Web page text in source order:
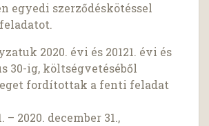
egyedi szerződéskötéssel
2020. évi és 20121. évi és
30-ig, költségvetéséből
fordítottak a fenti feladat
– 2020. december 31.,